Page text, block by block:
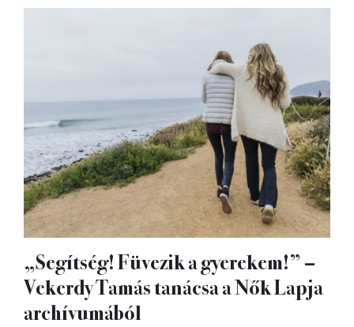
„Segítség! Füvezik a gyerekem!” –
Vekerdy Tamás tanácsa a Nők Lapja
archívumából